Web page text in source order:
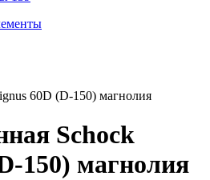
60D (D-150) магнолия
Schock
150) магнолия